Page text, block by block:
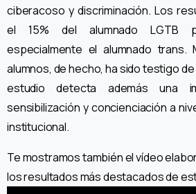
ciberacoso y discriminación. Los
el 15% del alumnado LGTB
especialmente el alumnado
alumnos, de hecho, ha sido testigo
estudio detecta además una
sensibilización y concienciación a
institucional.
Te mostramos también el vídeo
los resultados más destacados de